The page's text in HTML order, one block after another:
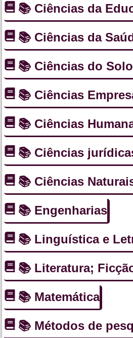
📚 Ciências da
📚 Ciências da
📚 Ciências do Solo
📚 Ciências
📚 Ciências
📚 Ciências
📚 Ciências
📚 Engenharias
📚 Linguística e
📚 Literatura;
📚 Matemática
📚 Métodos de